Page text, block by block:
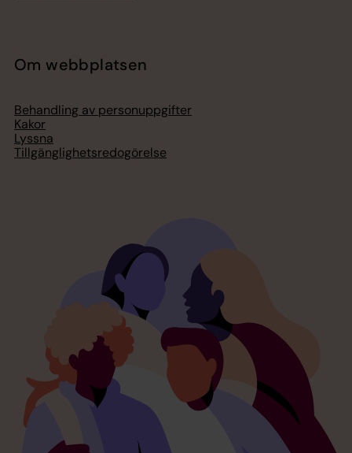
Om webbplatsen
Behandling av personuppgifter
Kakor
Lyssna
Tillgänglighetsredogörelse